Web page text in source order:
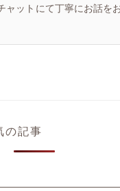
ャットにて丁寧にお話を
の記事